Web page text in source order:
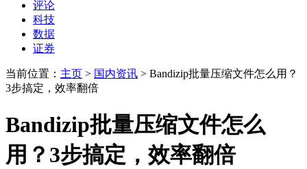
评论
科技
数据
证券
当前位置： 主页 > 国内资讯 > Bandizip批量压缩文件怎么用？
3步搞定，效率翻倍
Bandizip批量压缩文件怎么
用？3步搞定，效率翻倍